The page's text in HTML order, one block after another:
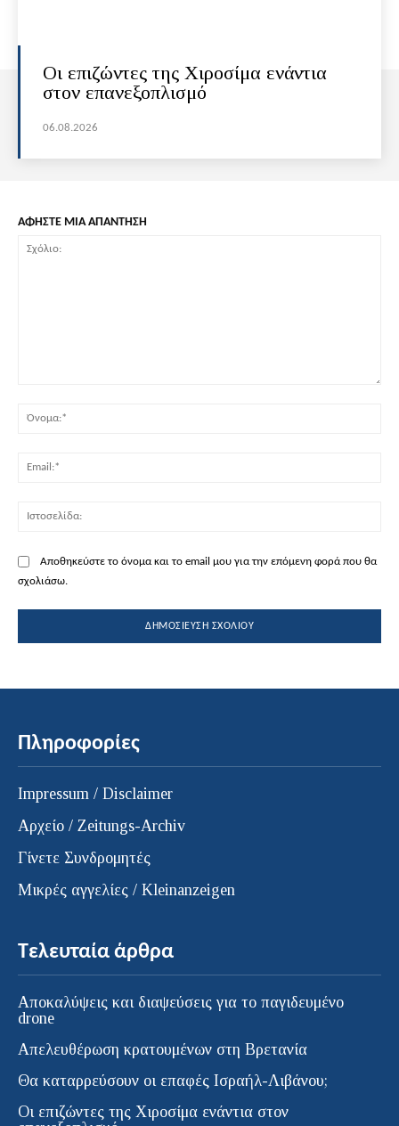
Οι επιζώντες της Χιροσίμα ενάντια
στον επανεξοπλισμό
06.08.2026
ΑΦΗΣΤΕ ΜΙΑ ΑΠΑΝΤΗΣΗ
Αποθηκεύστε το όνομα και το email μου για την επόμενη φορά που θα
σχολιάσω.
Πληροφορίες
Impressum / Disclaimer
Αρχείο / Zeitungs-Archiv
Γίνετε Συνδρομητές
Μικρές αγγελίες / Kleinanzeigen
Τελευταία άρθρα
Αποκαλύψεις και διαψεύσεις για το παγιδευμένο
drone
Απελευθέρωση κρατουμένων στη Βρετανία
Θα καταρρεύσουν οι επαφές Ισραήλ-Λιβάνου;
Οι επιζώντες της Χιροσίμα ενάντια στον